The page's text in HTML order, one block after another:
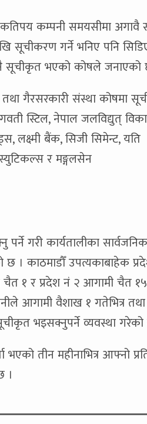
कतिपय कम्पनी समयसीमा
सूचीकरण गर्ने भनिए पनि
नै सूचीकृत भएको कोषले जनाएको
तथा गैरसरकारी संस्था कोषमा
स्टिल, नेपाल जलविद्युत्
लक्ष्मी बैंक, सिजी सिमेन्ट, यति
र मङ्गलसेन
गरी कार्यतालीका सार्वजनिक
। काठमाडौँ उपत्यकाबाहेक
१ र प्रदेश नं २ आगामी चैत १५
आगामी वैशाख १ गतेभित्र तथा
भइसक्नुपर्ने व्यवस्था
तीन महीनाभित्र आफ्नो
।